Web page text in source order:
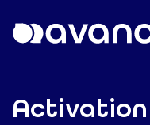
Activation